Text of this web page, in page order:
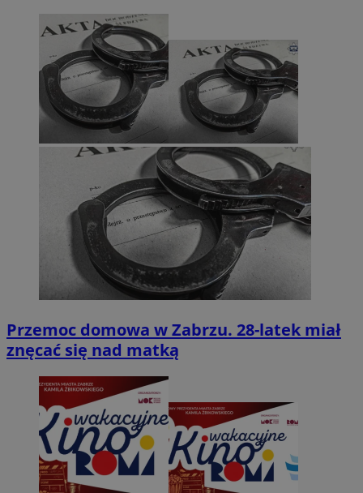
Przemoc domowa w Zabrzu. 28-latek miał
znęcać się nad matką